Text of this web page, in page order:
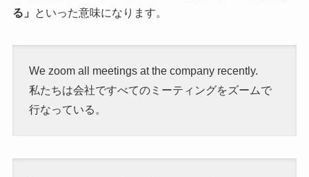
る」
といった意味になります。
We zoom all meetings at the company recently.
私たちは会社ですべてのミーティングをズームで
行なっている。